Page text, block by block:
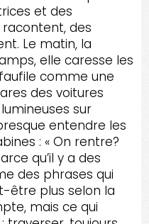
et des
des
Le matin, la
elle caresse les
comme une
des voitures
sur
entendre les
: « On rentre?
qu’il y a des
des phrases qui
être plus selon la
mais ce qui